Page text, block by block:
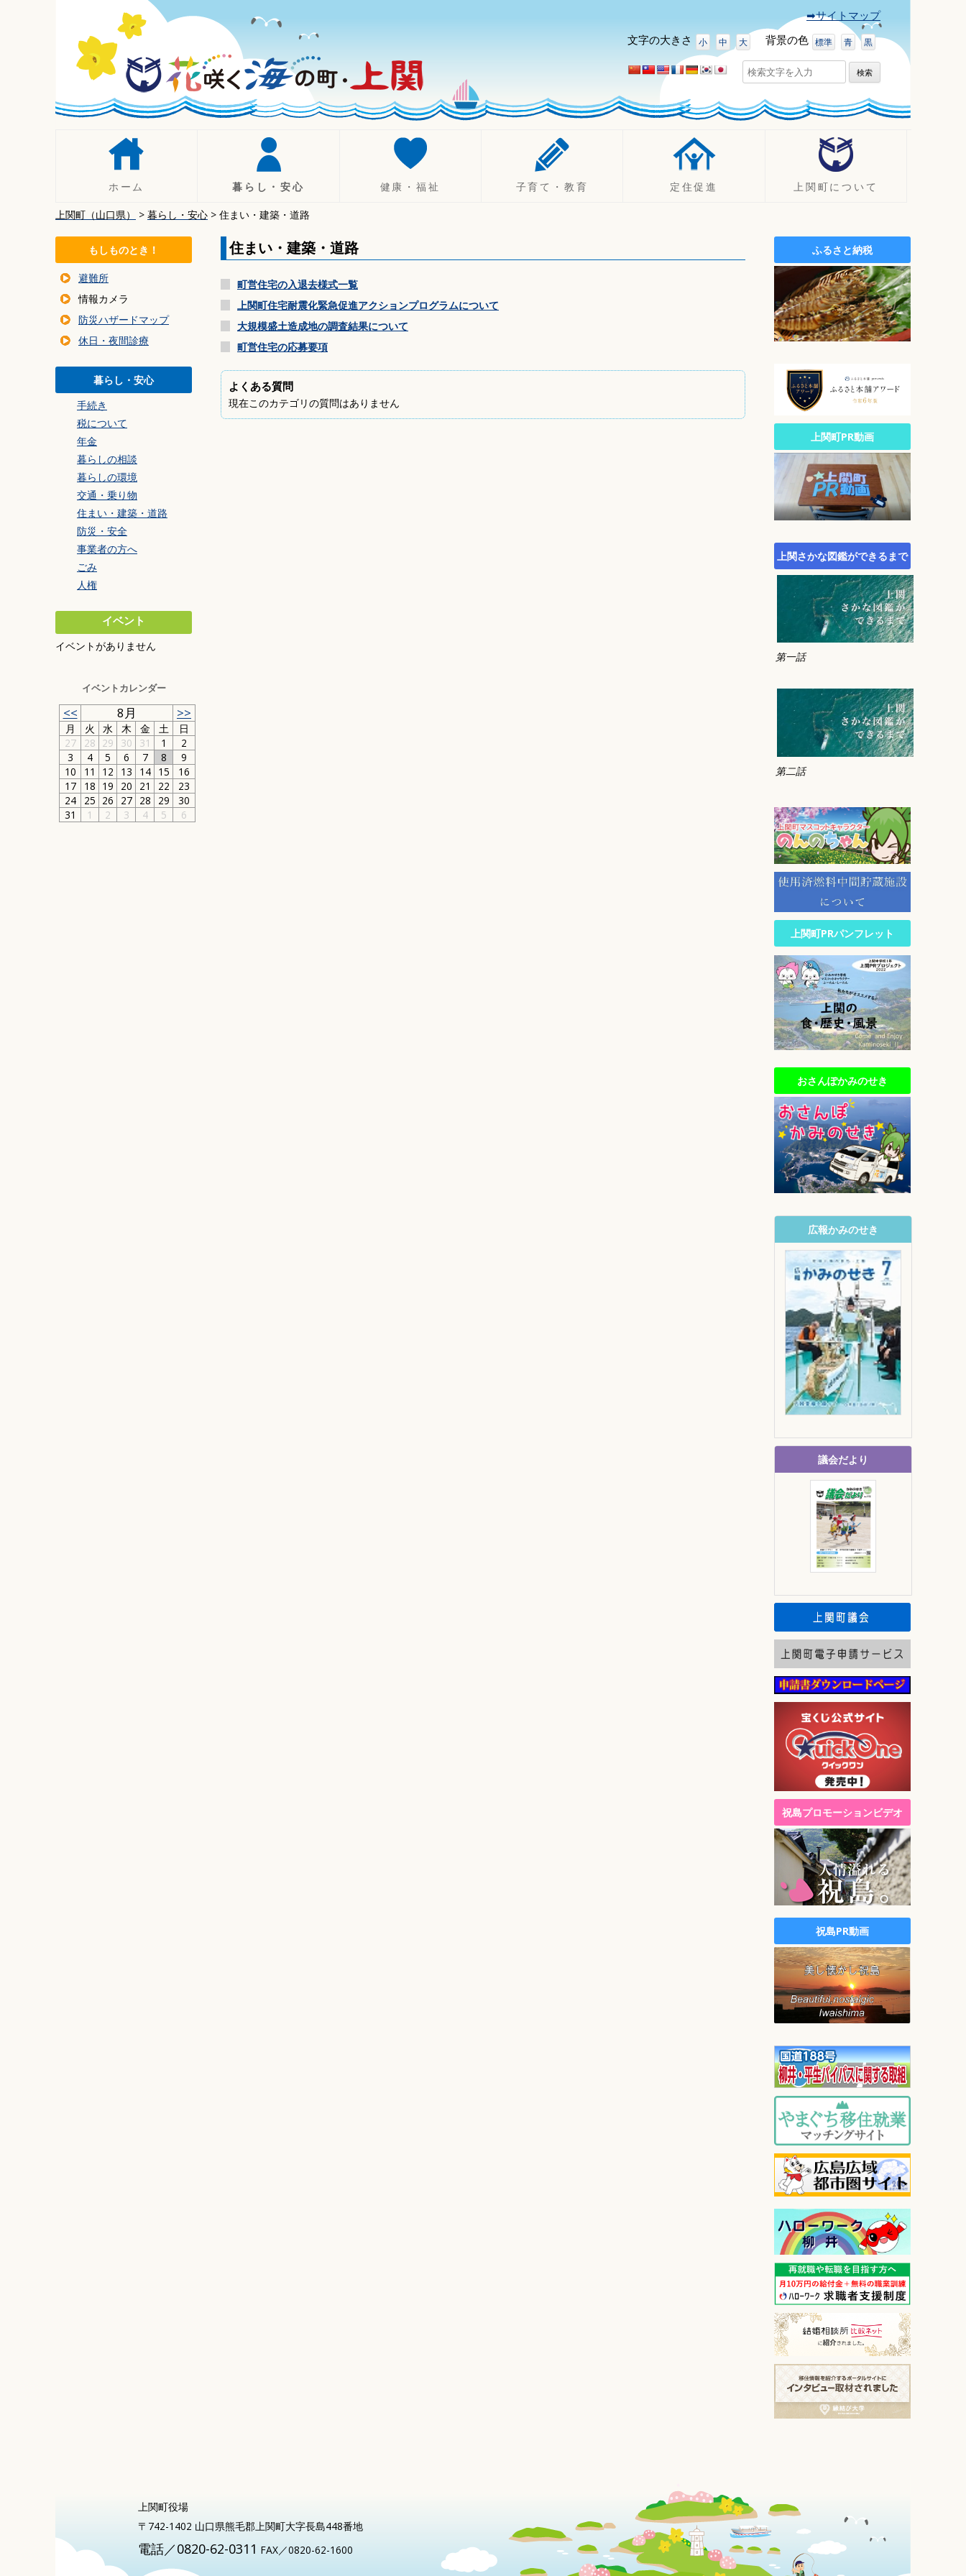
動
➡サイトマップ
文字の大きさ 小 中 大 背景の色 標準 青 黒
検
索:
ホーム 暮らし・安心
人権
手続き
税について
年金
暮らしの相談
暮らしの環境
交通・乗り物
防災・安全
事業者の方へ
健康・福祉
健康保険
後期高齢者医療制度
生活支援・特別弔慰金
子育て・教育 定住促進 上関町について
観光
イベント
ふるさと納税（ふるさと寄附
施設案内
公園・自然
文化
広報
統計
行財政
農林水産業
施策・計画
町議会
オープンデータサイト
上関町（山口県） > 暮らし・安心 > 住まい・建築・道路
住まい・建築・道路
町営住宅の入退去様式一覧
上関町住宅耐震化緊急促進アクションプログラムについて
大規模盛土造成地の調査結果について
町営住宅の応募要項
よくある質問
現在このカテゴリの質問はありません
もしものとき！
避難所
情報カメラ
防災ハザードマップ
休日・夜間診療
暮らし・安心
手続き
税について
年金
暮らしの相談
暮らしの環境
交通・乗り物
住まい・建築・道路
防災・安全
事業者の方へ
ごみ
人権
イベント
イベントがありません
イベントカレンダー
<< 8月 >>
月 火 水 木 金 土
日
27
28 29 30 31 1
2
3
4 5 6 7 8
9
10
11 12 13 14 15
16
17
18 19 20 21 22
23
24
25 26 27 28 29
30
31
1 2 3 4 5 6
ふるさと納税
上関町PR動画
上関さかな図鑑ができるまで
第一話
第二話
上関町PRパンフレット
おさんぽかみのせき
広報かみのせき
議会だより
祝島プロモーションビデオ
祝島PR動画
上関町役場
〒742-1402 山口県熊毛郡上関町大字長島448番地
電話／0820-62-0311 FAX／0820-62-1600